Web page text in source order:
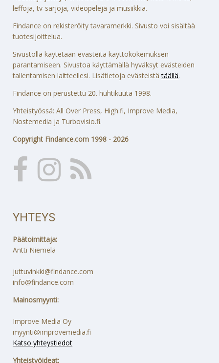
leffoja, tv-sarjoja, videopelejä ja musiikkia.
Findance on rekisteröity tavaramerkki. Sivusto voi sisältää
tuotesijoittelua.
Sivustolla käytetään evästeitä käyttökokemuksen
parantamiseen. Sivustoa käyttämällä hyväksyt evästeiden
tallentamisen laitteellesi. Lisätietoja evästeistätäällä.
Findance on perustettu 20. huhtikuuta 1998.
Yhteistyössä: All Over Press, High.fi, Improve Media,
Nostemedia ja Turbovisio.fi.
Copyright Findance.com 1998 - 2026
YHTEYS
Päätoimittaja:
Antti Niemelä
juttuvinkki@findance.com
info@findance.com
Mainosmyynti:
Improve Media Oy
myynti@improvemedia.fi
Katso yhteystiedot
Yhteistyöideat: